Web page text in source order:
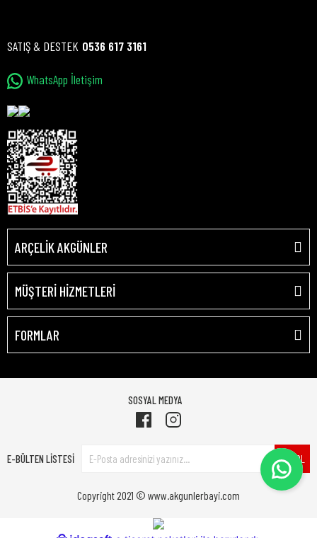
SATIŞ & DESTEK 0536 617 3161
WhatsApp İletişim
ARÇELİK AKGÜNLER
MÜŞTERİ HİZMETLERİ
FORMLAR
Copyright 2021 © www.akgunlerbayi.com
E-BÜLTEN LİSTESİ ÜYE OL
SOSYAL MEDYA